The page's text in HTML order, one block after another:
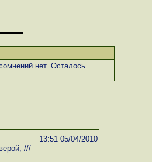
нет. Осталось
13:51 05/04/2010
///